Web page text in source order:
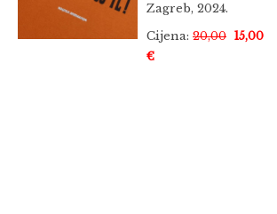
Zagreb, 2024.
Cijena: 20,00 15,00
€